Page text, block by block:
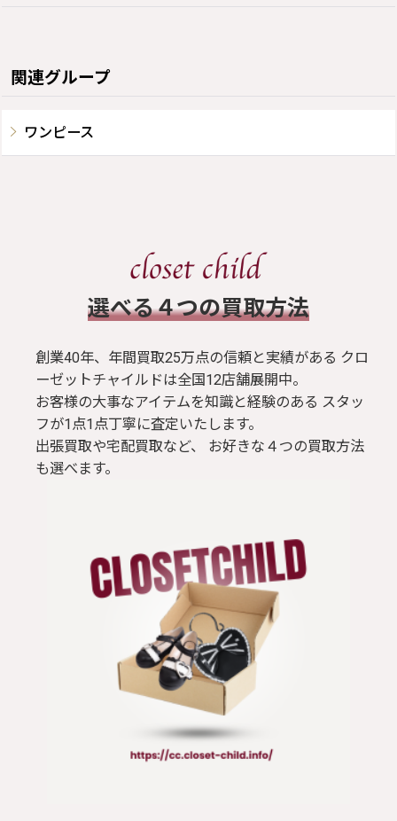
関連グループ
ワンピース
​選べる４つの買取方法
創業40年、年間買取25万点の信頼と実績がある クロ
ーゼットチャイルドは全国12店舗展開中。
お客様の大事なアイテムを知識と経験のある スタッ
フが1点1点丁寧に査定いたします。
出張買取や宅配買取など、 お好きな４つの買取方法
も選べます。